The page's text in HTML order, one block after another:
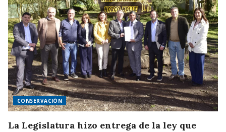
CONSERVACIÓN
La Legislatura hizo entrega de la ley que